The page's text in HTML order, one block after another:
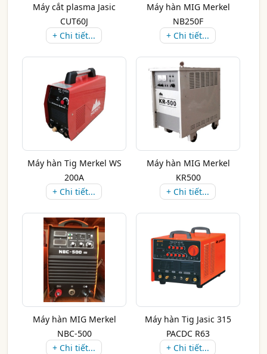
Máy cắt plasma Jasic
CUT60J
+ Chi tiết...
Máy hàn MIG Merkel
NB250F
+ Chi tiết...
Máy hàn Tig Merkel WS
200A
+ Chi tiết...
Máy hàn MIG Merkel
KR500
+ Chi tiết...
Máy hàn MIG Merkel
NBC-500
+ Chi tiết...
Máy hàn Tig Jasic 315
PACDC R63
+ Chi tiết...